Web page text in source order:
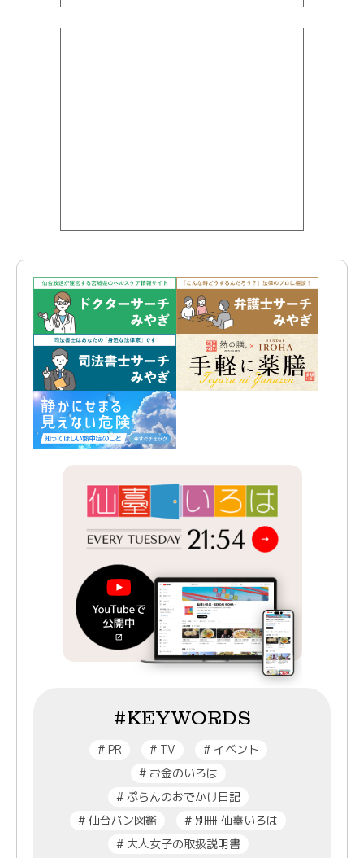
#KEYWORDS
#PR #TV #イベント
#お金のいろは
#ぷらんのおでかけ日記
# 仙台パン図鑑 # 別冊 仙臺いろは
#大人女子の取扱説明書